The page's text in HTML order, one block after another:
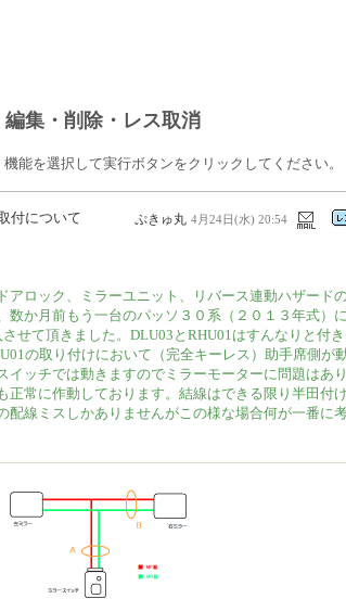
編集・削除・レス取消
能を選択して実行ボタンをクリックしてください。
付について ぷきゅ丸 4月24日(水) 20:54
アロック、ミラーユニット、リバース連動ハザード
数か月前もう一台のパッソ３０系（２０１３年式）
せて頂きました。DLU03とRHU01はすんなりと付き
の取り付けにおいて（完全キーレス）助手席側が
イッチでは動きますのでミラーモーターに問題はあ
正常に作動しております。結線はできる限り半田付
配線ミスしかありませんがこの様な場合何が一番に